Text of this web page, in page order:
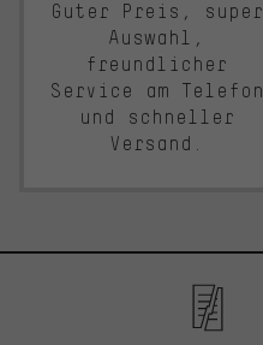
Guter Preis, super
Auswahl,
freundlicher
Service am Telefon
und schneller
Versand.